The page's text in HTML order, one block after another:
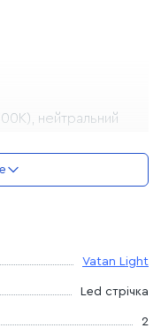
нейтральний
метал та акрил
Vatan Light
Led стрічка
2